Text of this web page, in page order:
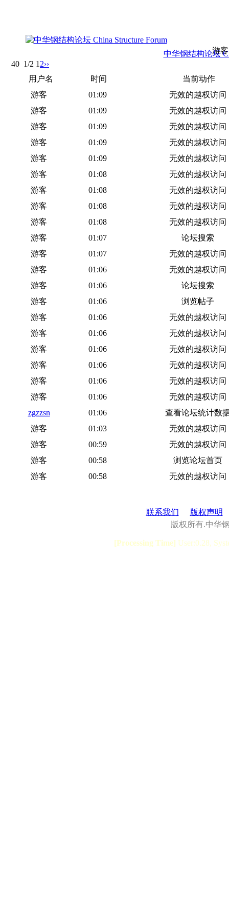
游
中华钢结构论坛
40 1/2 1 2››
用户名
时间
当前动作
游客
01:09
无效的越权访问
游客
01:09
无效的越权访问
游客
01:09
无效的越权访问
游客
01:09
无效的越权访问
游客
01:09
无效的越权访问
游客
01:08
无效的越权访问
游客
01:08
无效的越权访问
游客
01:08
无效的越权访问
游客
01:08
无效的越权访问
游客
01:07
论坛搜索
游客
01:07
无效的越权访问
游客
01:06
无效的越权访问
游客
01:06
论坛搜索
游客
01:06
浏览帖子
游客
01:06
无效的越权访问
游客
01:06
无效的越权访问
游客
01:06
无效的越权访问
游客
01:06
无效的越权访问
游客
01:06
无效的越权访问
游客
01:06
无效的越权访问
zgzzsn
01:06
查看论坛统计数
游客
01:03
无效的越权访问
游客
00:59
无效的越权访问
游客
00:58
浏览论坛首页
游客
00:58 无效的越权访问
联系我们
版权声明
版权所有.中华
[Processing Time] User:0.28,